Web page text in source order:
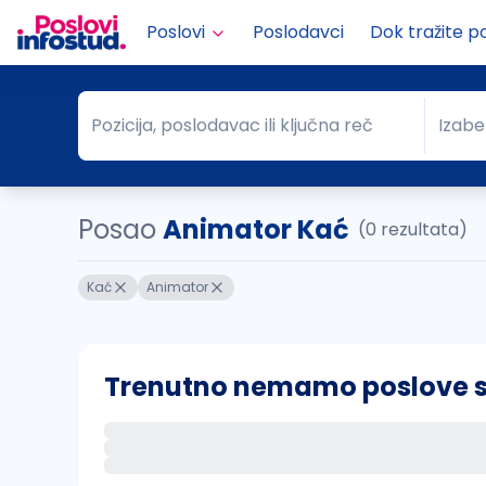
Poslovi Poslodavci Dok tražite
Pozicija, poslodavac ili ključna reč
Pozicija, poslodavac ili ključna reč Grad
PosaoAnimator Kać (0 rezultata)
Kać Animator
Trenutno nemamo poslove